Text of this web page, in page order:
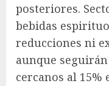
posteriores.
bebidas
reducciones ni
aunque
cercanos al 15%